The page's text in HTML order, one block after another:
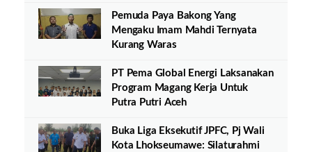
Pemuda Paya Bakong Yang
Mengaku Imam Mahdi Ternyata
Kurang Waras
PT Pema Global Energi Laksanakan
Program Magang Kerja Untuk
Putra Putri Aceh
Buka Liga Eksekutif JPFC, Pj Wali
Kota Lhokseumawe: Silaturahmi